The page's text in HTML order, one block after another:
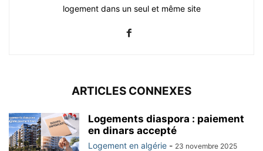
logement dans un seul et même site
ARTICLES CONNEXES
Logements diaspora : paiement
en dinars accepté
Logement en algérie - 23 novembre 2025